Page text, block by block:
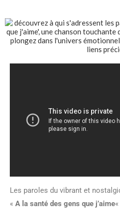
Les paroles du vibrant et
« A la santé des gens que j’aime